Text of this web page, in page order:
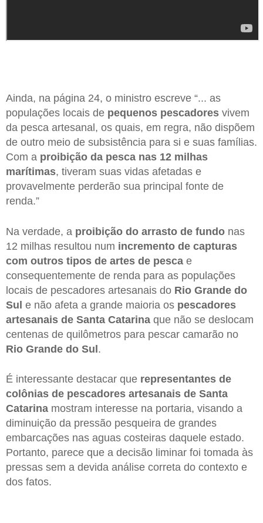
Ainda, na página 24, o ministro escreve “... as
populações locais de pequenos pescadores vivem
da pesca artesanal, os quais, em regra, não dispõem
de outro meio de subsistência para si e suas famílias.
Com a proibição da pesca nas 12 milhas
marítimas, tiveram suas vidas afetadas e
provavelmente perderão sua principal fonte de
renda.”
Na verdade, a proibição do arrasto de fundo nas
12 milhas resultou num incremento de capturas
com outros tipos de artes de pesca e
consequentemente de renda para as populações
locais de pescadores artesanais do Rio Grande do
Sul e não afeta a grande maioria os pescadores
artesanais de Santa Catarina que não se deslocam
centenas de quilômetros para pescar camarão no
Rio Grande do Sul.
É interessante destacar que representantes de
colônias de pescadores artesanais de Santa
Catarina mostram interesse na portaria, visando a
diminuição da pressão pesqueira de grandes
embarcações nas aguas costeiras daquele estado.
Portanto, parece que a decisão liminar foi tomada às
pressas sem a devida análise correta do contexto e
dos fatos.